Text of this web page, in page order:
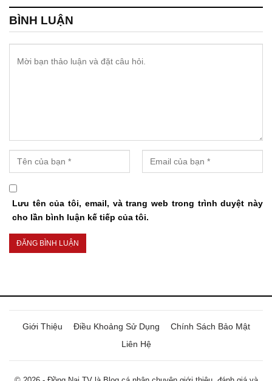
BÌNH LUẬN
Lưu tên của tôi, email, và trang web trong trình duyệt này
cho lần bình luận kế tiếp của tôi.
Giới Thiệu Điều Khoảng Sử Dụng
Chính Sách Bảo Mật
Liên Hệ